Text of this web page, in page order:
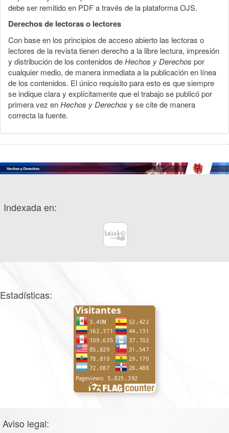
debe ser remitido en PDF a través de la plataforma OJS.
Derechos de lectoras o lectores
Con base en los principios de acceso abierto las lectoras o
lectores de la revista tienen derecho a la libre lectura, impresión
y distribución de los contenidos deHechos y Derechos por
cualquier medio, de manera inmediata a la publicación en línea
de los contenidos. El único requisito para esto es que siempre
se indique clara y explícitamente que el trabajo se publicó por
primera vez enHechos y Derechos y se cite de manera
correcta la fuente.
Indexada en:
Estadísticas:
Aviso legal: